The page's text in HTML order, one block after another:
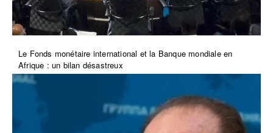
Le Fonds monétaire international et la Banque mondiale en
Afrique : un bilan désastreux